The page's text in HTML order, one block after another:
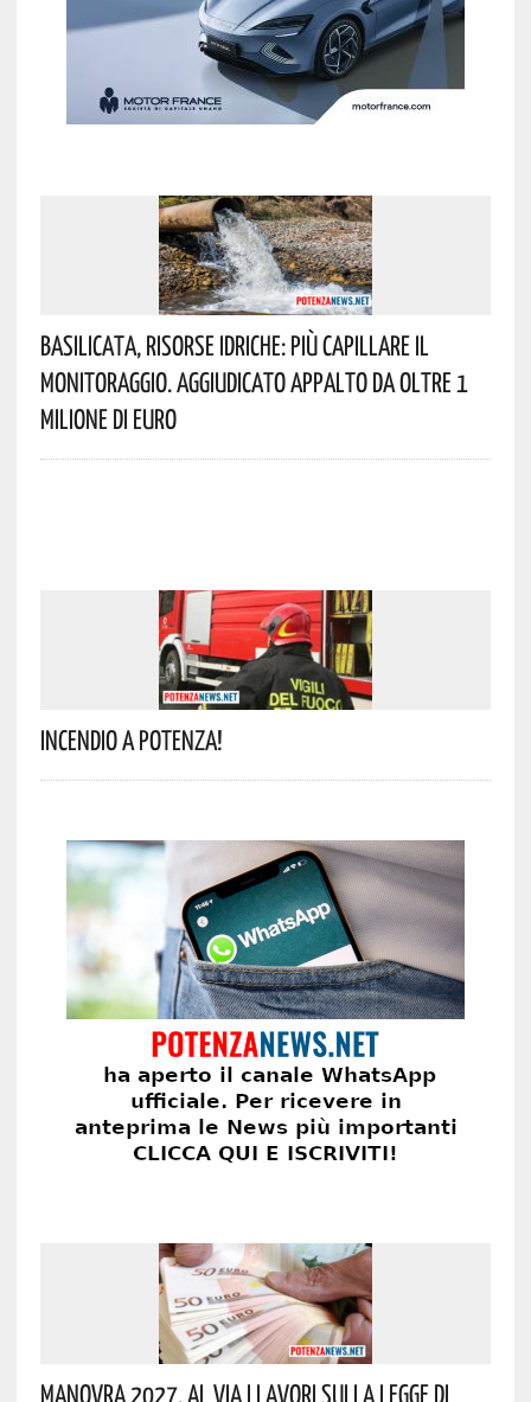
Basilicata, Risorse Idriche: Più Capillare Il
Monitoraggio. Aggiudicato Appalto Da Oltre 1
Milione Di Euro
Incendio A Potenza!
Manovra 2027, Al Via I Lavori Sulla Legge Di